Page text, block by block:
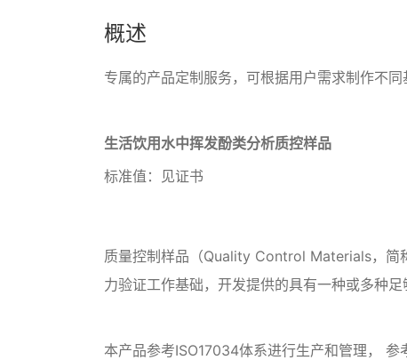
概述
专属的产品定制服务，可根据用户需求制作不
生活饮用水中挥发酚类分析质控样品
标准值：见证书
质量控制样品（Quality Control Materials，简
力验证工作基础，开发提供的具有一种或多种
本产品参考ISO17034体系进行生产和管理，